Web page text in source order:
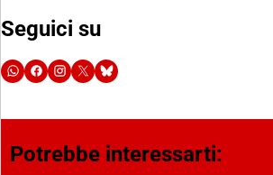
Seguici su
Potrebbe interessarti: